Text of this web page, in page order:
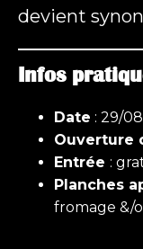
devient
Infos
Date : 29/08
Ouverture
Entrée :
Planches
fromage &/